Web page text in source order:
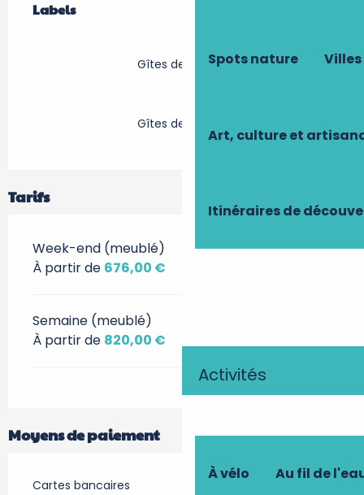
Spots nature
Art, culture et
Itinéraires de
Activités
À vélo Au fil de
Labels
Labels
Gîtes de France
Gîtes de France
Tarifs
Week-end (meublé)
À partir de 676,00 €
Semaine (meublé)
À partir de 820,00 €
Moyens de paiement
Cartes bancaires